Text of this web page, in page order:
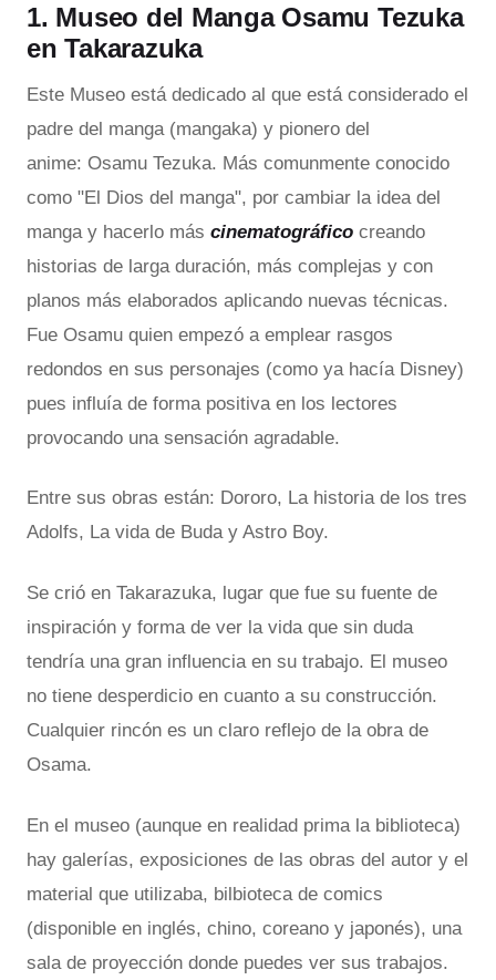
1. Museo del Manga Osamu Tezuka
en Takarazuka
Este Museo está dedicado al que está considerado el
padre del manga (mangaka) y pionero del
anime: Osamu Tezuka. Más comunmente conocido
como "El Dios del manga", por cambiar la idea del
manga y hacerlo más cinematográfico creando
historias de larga duración, más complejas y con
planos más elaborados aplicando nuevas técnicas.
Fue Osamu quien empezó a emplear rasgos
redondos en sus personajes (como ya hacía Disney)
pues influía de forma positiva en los lectores
provocando una sensación agradable.
Entre sus obras están: Dororo, La historia de los tres
Adolfs, La vida de Buda y Astro Boy.
Se crió en Takarazuka, lugar que fue su fuente de
inspiración y forma de ver la vida que sin duda
tendría una gran influencia en su trabajo. El museo
no tiene desperdicio en cuanto a su construcción.
Cualquier rincón es un claro reflejo de la obra de
Osama.
En el museo (aunque en realidad prima la biblioteca)
hay galerías, exposiciones de las obras del autor y el
material que utilizaba, bilbioteca de comics
(disponible en inglés, chino, coreano y japonés), una
sala de proyección donde puedes ver sus trabajos.